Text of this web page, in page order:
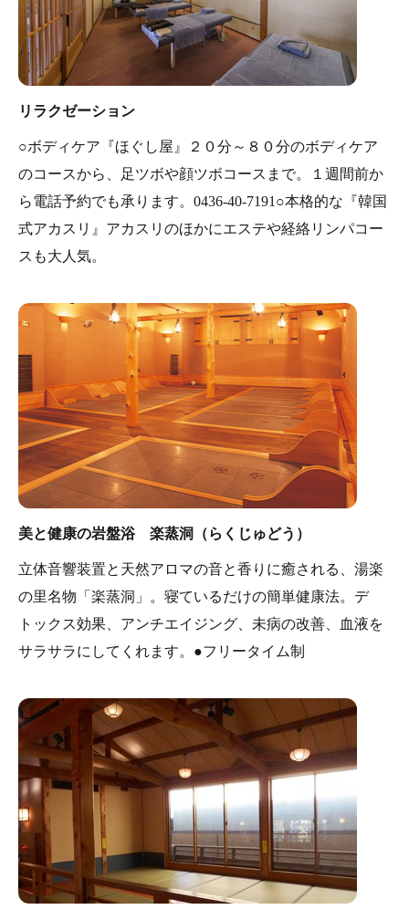
リラクゼーション
○ボディケア『ほぐし屋』２０分～８０分のボディケア
のコースから、足ツボや顔ツボコースまで。１週間前か
ら電話予約でも承ります。0436-40-7191○本格的な『韓国
式アカスリ』アカスリのほかにエステや経絡リンパコー
スも大人気。
美と健康の岩盤浴 楽蒸洞（らくじゅどう）
立体音響装置と天然アロマの音と香りに癒される、湯楽
の里名物「楽蒸洞」。寝ているだけの簡単健康法。デ
トックス効果、アンチエイジング、未病の改善、血液を
サラサラにしてくれます。●フリータイム制